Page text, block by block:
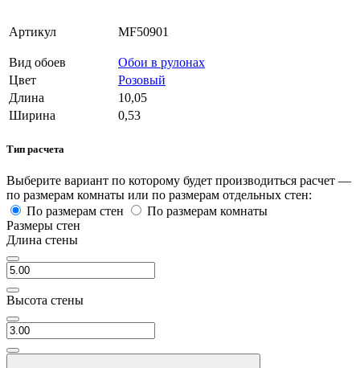
Артикул MF50901
Вид обоев
Обои в рулонах
Цвет
Розовый
Длина
10,05
Ширина
0,53
Тип расчета
Выберите вариант по которому будет производиться расчет —
по размерам комнаты или по размерам отдельных стен:
По размерам стен
По размерам комнаты
Размеры стен
Длина стены
Высота стены